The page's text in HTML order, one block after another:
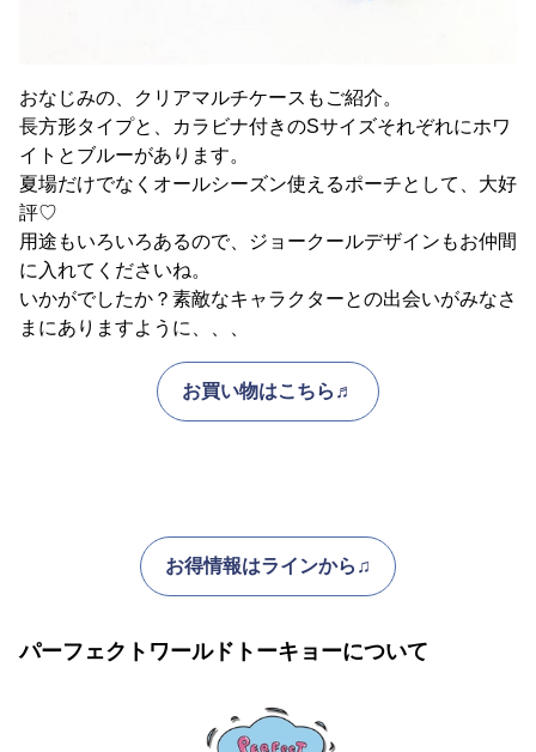
おなじみの、クリアマルチケースもご紹介。
長方形タイプと、カラビナ付きのSサイズそれぞれにホワ
イトとブルーがあります。
夏場だけでなくオールシーズン使えるポーチとして、大好
評♡
用途もいろいろあるので、ジョークールデザインもお仲間
に入れてくださいね。
いかがでしたか？素敵なキャラクターとの出会いがみなさ
まにありますように、、、
お買い物はこちら♬
お得情報はラインから♫
パーフェクトワールドトーキョーについて